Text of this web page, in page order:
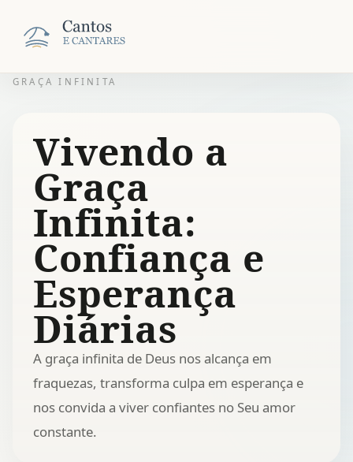
GRAÇA INFINITA
Vivendo a
Graça
Infinita:
Confiança e
Esperança
Diárias
A graça infinita de Deus nos alcança em
fraquezas, transforma culpa em esperança e
nos convida a viver confiantes no Seu amor
constante.